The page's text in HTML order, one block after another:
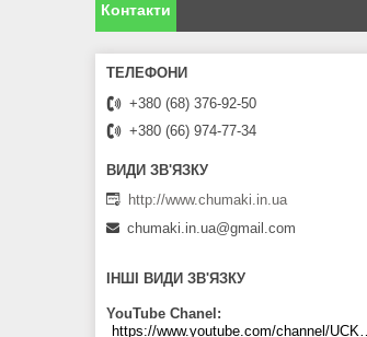
Контакти
+380 (68) 376-92-50
+380 (66) 974-77-34
http://www.chumaki.in.ua
chumaki.in.ua@gmail.com
ІНШІ ВИДИ ЗВ'ЯЗКУ
YouTube Chanel